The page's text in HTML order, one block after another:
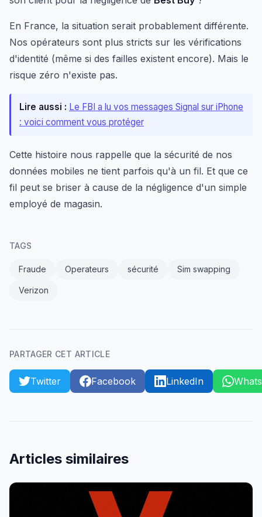
En France, la situation serait probablement différente.
Nos opérateurs sont plus stricts sur les vérifications
d'identité (même si des failles existent encore). Mais le
risque zéro n'existe pas.
Lire aussi : Le FBI a lu vos messages Signal sur iPhone
: voici comment vous protéger
Cette histoire nous rappelle que la sécurité de nos
données mobiles ne tient parfois qu'à un fil. Et que ce
fil peut se briser à cause de la négligence d'un simple
employé de magasin.
TAGS
Fraude Operateurs sécurité Sim swapping
Verizon
PARTAGER CET ARTICLE
Twitter Facebook LinkedIn
Articles similaires